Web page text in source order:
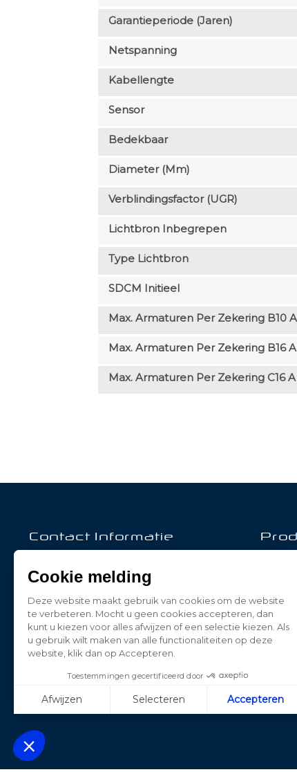
Garantieperiode (jaren)
Netspanning
Kabellengte
Sensor
Bedekbaar
Diameter (mm)
Verblindingsfactor (UGR)
Lichtbron Inbegrepen
Type Lichtbron
SDCM Initieel
Max. Armaturen Per Zekering B10 A
Max. Armaturen Per Zekering B16 A
Max. Armaturen Per Zekering C16 A
Contact Informatie
Dwarsweg 27
3181 HP Rozenburg
Nederland
0181-787885
contact@beledpro.nl
Cookie melding
Deze website maakt gebruik van cookies om de website
te verbeteren. Mocht u geen cookies accepteren, dan
kunt u kiezen voor alles afwijzen of een selectie kiezen. Als
u gebruik wilt maken van alle functionaliteiten op deze
website, klik dan op Accepteren.
Toestemmingen gecertificeerd door
Afwijzen Selecteren Accepteren
Notre plateforme vous permet d'adapter et de gérer vos